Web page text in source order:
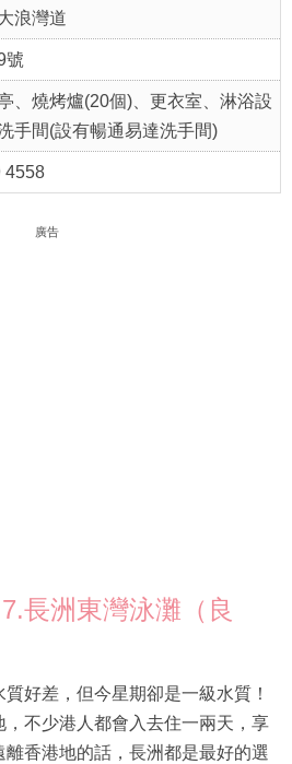
浪灣道
號
、燒烤爐(20個)、更衣室、淋浴設
手間(設有暢通易達洗手間)
4558
廣告
長洲東灣泳灘（良
好差，但今星期卻是一級水質！
不少港人都會入去住一兩天，享
香港地的話，長洲都是最好的選